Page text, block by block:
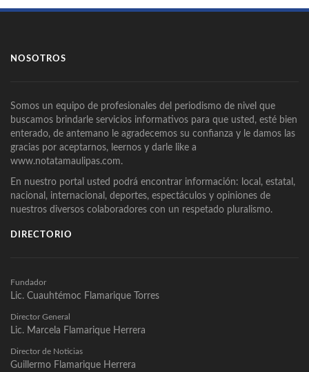
NOSOTROS
Somos un equipo de profesionales del periodismo de nivel que
buscamos brindarle servicios informativos para que usted, esté bien
enterado, de antemano le agradecemos su confianza y le damos las
gracias por aceptarnos, leernos y darle like a
www.notatamaulipas.com.
En nuestro portal usted podrá encontrar información: local, estatal,
nacional, internacional, deportes, espectáculos y opiniones de
nuestros diversos colaboradores con un respetado pluralismo.
DIRECTORIO
Fundador
Lic. Cuauhtémoc Flamarique Torres
Director General
Lic. Marcela Flamarique Herrera
Director de Noticias
Guillermo Flamarique Herrera